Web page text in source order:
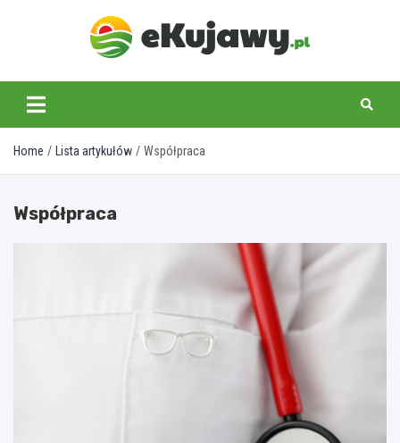
ekujawy.pl
Home Lista artykułów Współpraca
Współpraca